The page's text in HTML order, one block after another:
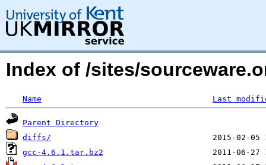
Index of /sites/
Name Last
Parent Directory
diffs/
gcc-4.6.1.tar.bz2